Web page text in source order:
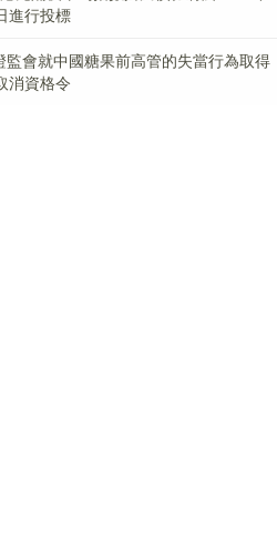
進行投標
監會就中國糖果前高管的失當行為取得
消資格令